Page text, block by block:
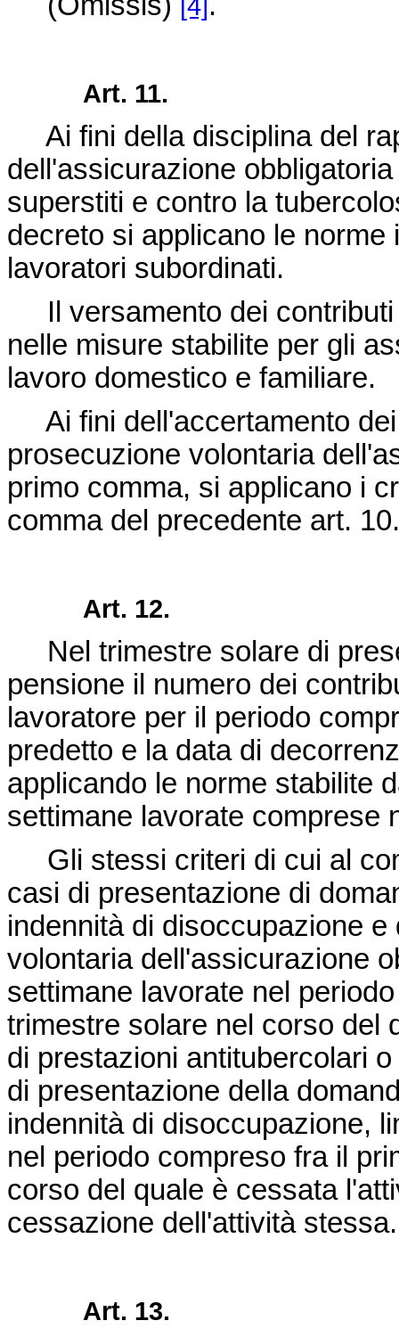
Art. 11.
Ai fini della disciplina del
dell'assicurazione
superstiti e contro la
decreto si applicano le
lavoratori subordinati.
Il versamento dei contributi
nelle misure stabilite per gli
lavoro domestico e familiare.
Ai fini dell'accertamento dei
prosecuzione volontaria
primo comma, si applicano i
comma del precedente art. 10.
Art. 12.
Nel trimestre solare di
pensione il numero dei
lavoratore per il periodo
predetto e la data di
applicando le norme stabilite
settimane lavorate comprese
Gli stessi criteri di cui al
casi di presentazione di
indennità di disoccupazione
volontaria dell'assicurazione
settimane lavorate nel
trimestre solare nel corso del
di prestazioni antitubercolari
di presentazione della
indennità di disoccupazione,
nel periodo compreso fra il
corso del quale è cessata
cessazione dell'attività stessa.
Art. 13.